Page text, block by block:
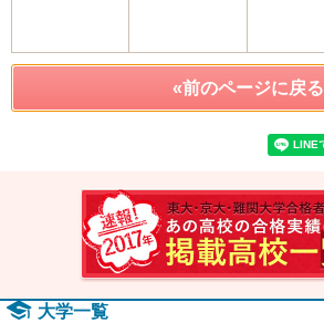
«前のページに戻る
大学一覧